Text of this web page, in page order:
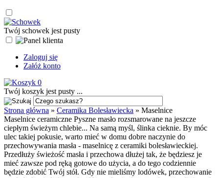
Twój schowek jest pusty
Zaloguj się
Załóż konto
0
Twój koszyk jest pusty ...
Strona główna » Ceramika Bolesławiecka » Maselnice
Maselnice ceramiczne Pyszne masło rozsmarowane na jeszcze
ciepłym świeżym chlebie... Na samą myśl, ślinka cieknie. By móc
ulec takiej pokusie, warto mieć w domu dobre naczynie do
przechowywania masła - maselnicę z ceramiki bolesławieckiej.
Przedłuży świeżość masła i przechowa dłużej tak, że będziesz je
mieć zawsze pod ręką gotowe do użycia, a do tego codziennie
będzie zdobić Twój stół. Gdy nie mieliśmy lodówek, przechowanie